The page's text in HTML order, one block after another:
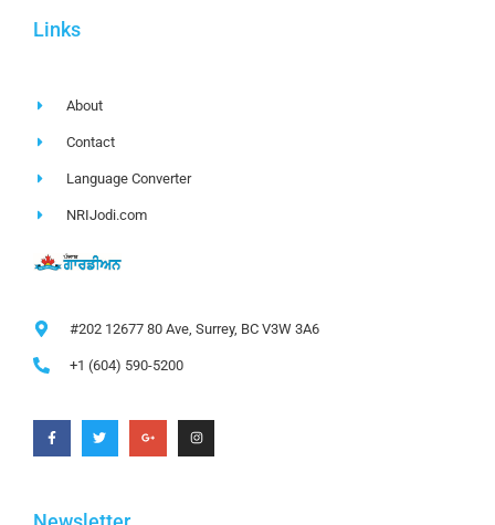
Links
About
Contact
Language Converter
NRIJodi.com
#202 12677 80 Ave, Surrey, BC V3W 3A6
+1 (604) 590-5200